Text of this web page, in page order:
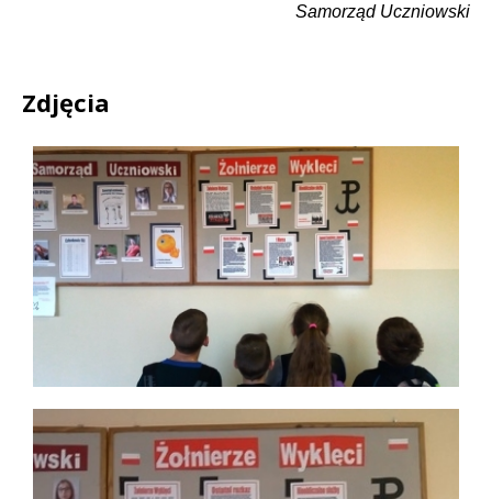
Samorząd Uczniowski
Zdjęcia